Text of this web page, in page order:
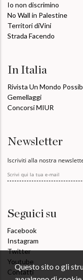
Io non discrimino
No Wall in Palestine
Territori diVini
Strada Facendo
In Italia
Rivista Un Mondo
Gemellaggi
Concorsi MIUR
Newsletter
Iscriviti alla nostra
Seguici su
Facebook
Instagram
Twitter
Youtube
Contatti
Questo sito o gli